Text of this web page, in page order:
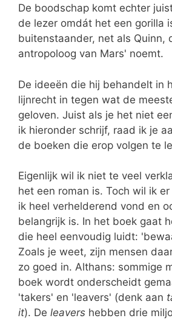
De boodschap komt echter
de lezer omdát het een gorilla
buitenstaander, net als Quinn,
antropoloog van Mars' noemt.
De ideeën die hij behandelt in
lijnrecht in tegen wat de
geloven. Juist als je het niet
ik hieronder schrijf, raad ik je
de boeken die erop volgen te
Eigenlijk wil ik niet te veel
het een roman is. Toch wil ik
ik heel verhelderend vond en
belangrijk is. In het boek gaat
die heel eenvoudig luidt:
Zoals je weet, zijn mensen
zo goed in. Althans: sommige
boek wordt onderscheidt
'takers' en 'leavers' (denk aan
it). De leavers hebben drie